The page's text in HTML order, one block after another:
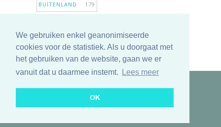
We gebruiken enkel geanonimiseerde
cookies voor de statistiek. Als u doorgaat met
het gebruiken van de website, gaan we er
vanuit dat u daarmee instemt.
Lees meer
OK
BUITENLAND 179
ANTIROOKBELEID307 ONDERZOEK
MEER TAGS TONEN
Copyright © 2025 TabakNee - Rookpreventie Jeugd